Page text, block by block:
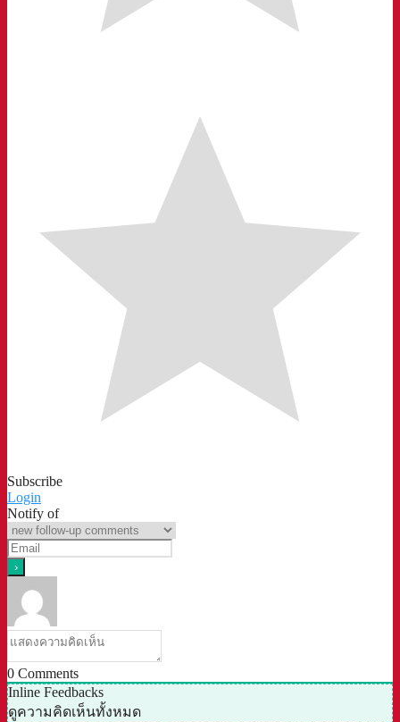
Subscribe
Login
Notify of
0 Comments
Inline Feedbacks
ดูความคิดเห็นทั้งหมด